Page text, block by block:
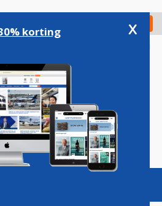
Check in
Podcasts Vacatures
korting x